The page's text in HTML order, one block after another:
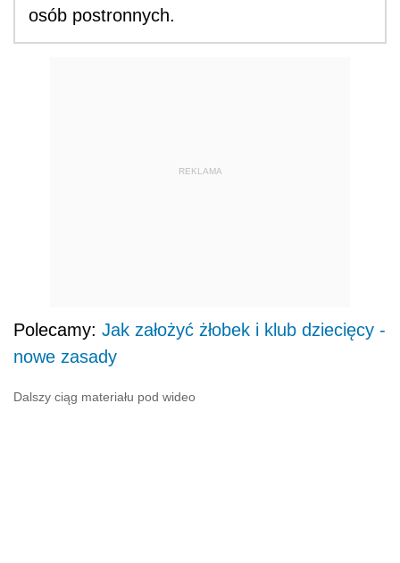
osób postronnych.
REKLAMA
Polecamy: Jak założyć żłobek i klub dziecięcy -
nowe zasady
Dalszy ciąg materiału pod wideo